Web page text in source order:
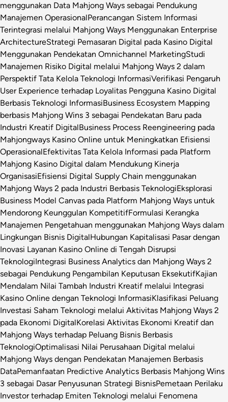
menggunakan Data Mahjong Ways sebagai Pendukung
Manajemen OperasionalPerancangan Sistem Informasi
Terintegrasi melalui Mahjong Ways Menggunakan Enterprise
ArchitectureStrategi Pemasaran Digital pada Kasino Digital
Menggunakan Pendekatan Omnichannel MarketingStudi
Manajemen Risiko Digital melalui Mahjong Ways 2 dalam
Perspektif Tata Kelola Teknologi InformasiVerifikasi Pengaruh
User Experience terhadap Loyalitas Pengguna Kasino Digital
Berbasis Teknologi InformasiBusiness Ecosystem Mapping
berbasis Mahjong Wins 3 sebagai Pendekatan Baru pada
Industri Kreatif DigitalBusiness Process Reengineering pada
Mahjongways Kasino Online untuk Meningkatkan Efisiensi
OperasionalEfektivitas Tata Kelola Informasi pada Platform
Mahjong Kasino Digital dalam Mendukung Kinerja
OrganisasiEfisiensi Digital Supply Chain menggunakan
Mahjong Ways 2 pada Industri Berbasis TeknologiEksplorasi
Business Model Canvas pada Platform Mahjong Ways untuk
Mendorong Keunggulan KompetitifFormulasi Kerangka
Manajemen Pengetahuan menggunakan Mahjong Ways dalam
Lingkungan Bisnis DigitalHubungan Kapitalisasi Pasar dengan
Inovasi Layanan Kasino Online di Tengah Disrupsi
TeknologiIntegrasi Business Analytics dan Mahjong Ways 2
sebagai Pendukung Pengambilan Keputusan EksekutifKajian
Mendalam Nilai Tambah Industri Kreatif melalui Integrasi
Kasino Online dengan Teknologi InformasiKlasifikasi Peluang
Investasi Saham Teknologi melalui Aktivitas Mahjong Ways 2
pada Ekonomi DigitalKorelasi Aktivitas Ekonomi Kreatif dan
Mahjong Ways terhadap Peluang Bisnis Berbasis
TeknologiOptimalisasi Nilai Perusahaan Digital melalui
Mahjong Ways dengan Pendekatan Manajemen Berbasis
DataPemanfaatan Predictive Analytics Berbasis Mahjong Wins
3 sebagai Dasar Penyusunan Strategi BisnisPemetaan Perilaku
Investor terhadap Emiten Teknologi melalui Fenomena